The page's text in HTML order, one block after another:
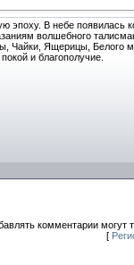
эпоху. В небе появилась
волшебного
Чайки, Ящерицы, Белого
и благополучие.
комментарии могут
[